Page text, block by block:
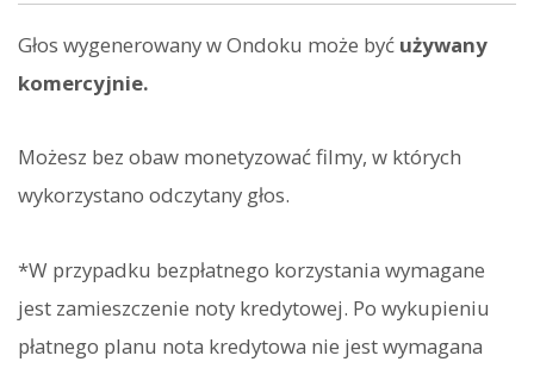
Głos wygenerowany w Ondoku może być używany
komercyjnie.
Możesz bez obaw monetyzować filmy, w których
wykorzystano odczytany głos.
*W przypadku bezpłatnego korzystania wymagane
jest zamieszczenie noty kredytowej. Po wykupieniu
płatnego planu nota kredytowa nie jest wymagana